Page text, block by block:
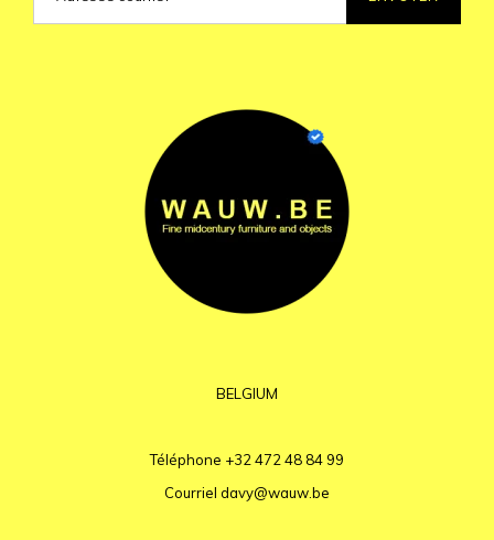
BELGIUM
Téléphone +32 472 48 84 99
Courriel davy@wauw.be